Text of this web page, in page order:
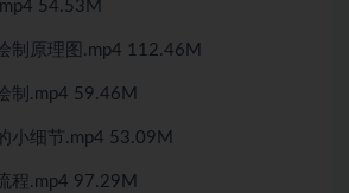
54.53M
制原理图.mp4 112.46M
制.mp4 59.46M
小细节.mp4 53.09M
程.mp4 97.29M